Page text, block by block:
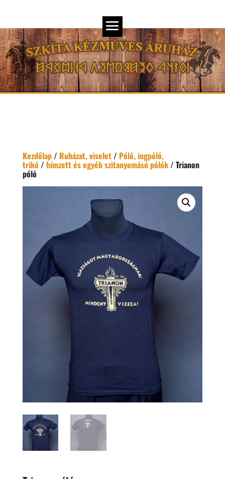
Kezdőlap/ Ruházat, viselet/ Póló, ingpóló,
trikó/ hímzett és egyéb szitanyomású pólók/ Trianon
póló